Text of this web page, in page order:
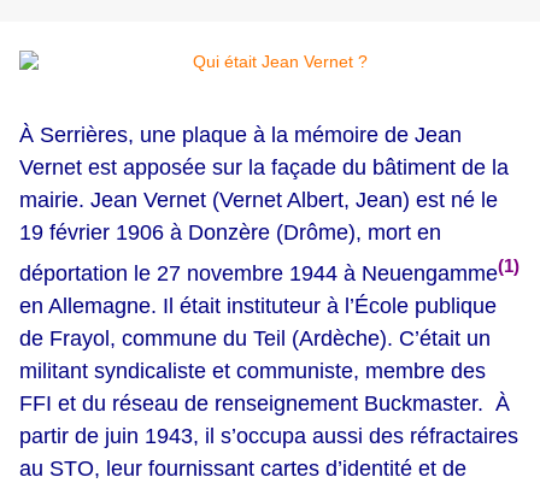
À Serrières, une plaque à la mémoire de Jean
Vernet est apposée sur la façade du bâtiment de la
mairie. Jean Vernet (Vernet Albert, Jean) est né le
19 février 1906 à Donzère (Drôme), mort en
déportation le 27 novembre 1944 à Neuengamme(1)
en Allemagne. Il était instituteur à l’École publique
de Frayol, commune du Teil (Ardèche). C’était un
militant syndicaliste et communiste, membre des
FFI et du réseau de renseignement Buckmaster. À
partir de juin 1943, il s’occupa aussi des réfractaires
au STO, leur fournissant cartes d’identité et de